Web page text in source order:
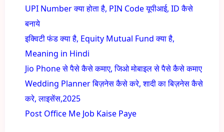
UPI Number क्या होता है, PIN Code यूपीआई, ID कैसे
बनाये
इक्विटी फंड क्या है, Equity Mutual Fund क्या है,
Meaning in Hindi
Jio Phone से पैसे कैसे कमाए, जिओ मोबाइल से पैसे कैसे कमाए
Wedding Planner बिज़नेस कैसे करे, शादी का बिज़नेस कैसे
करे, लाइसेंस,2025
Post Office Me Job Kaise Paye